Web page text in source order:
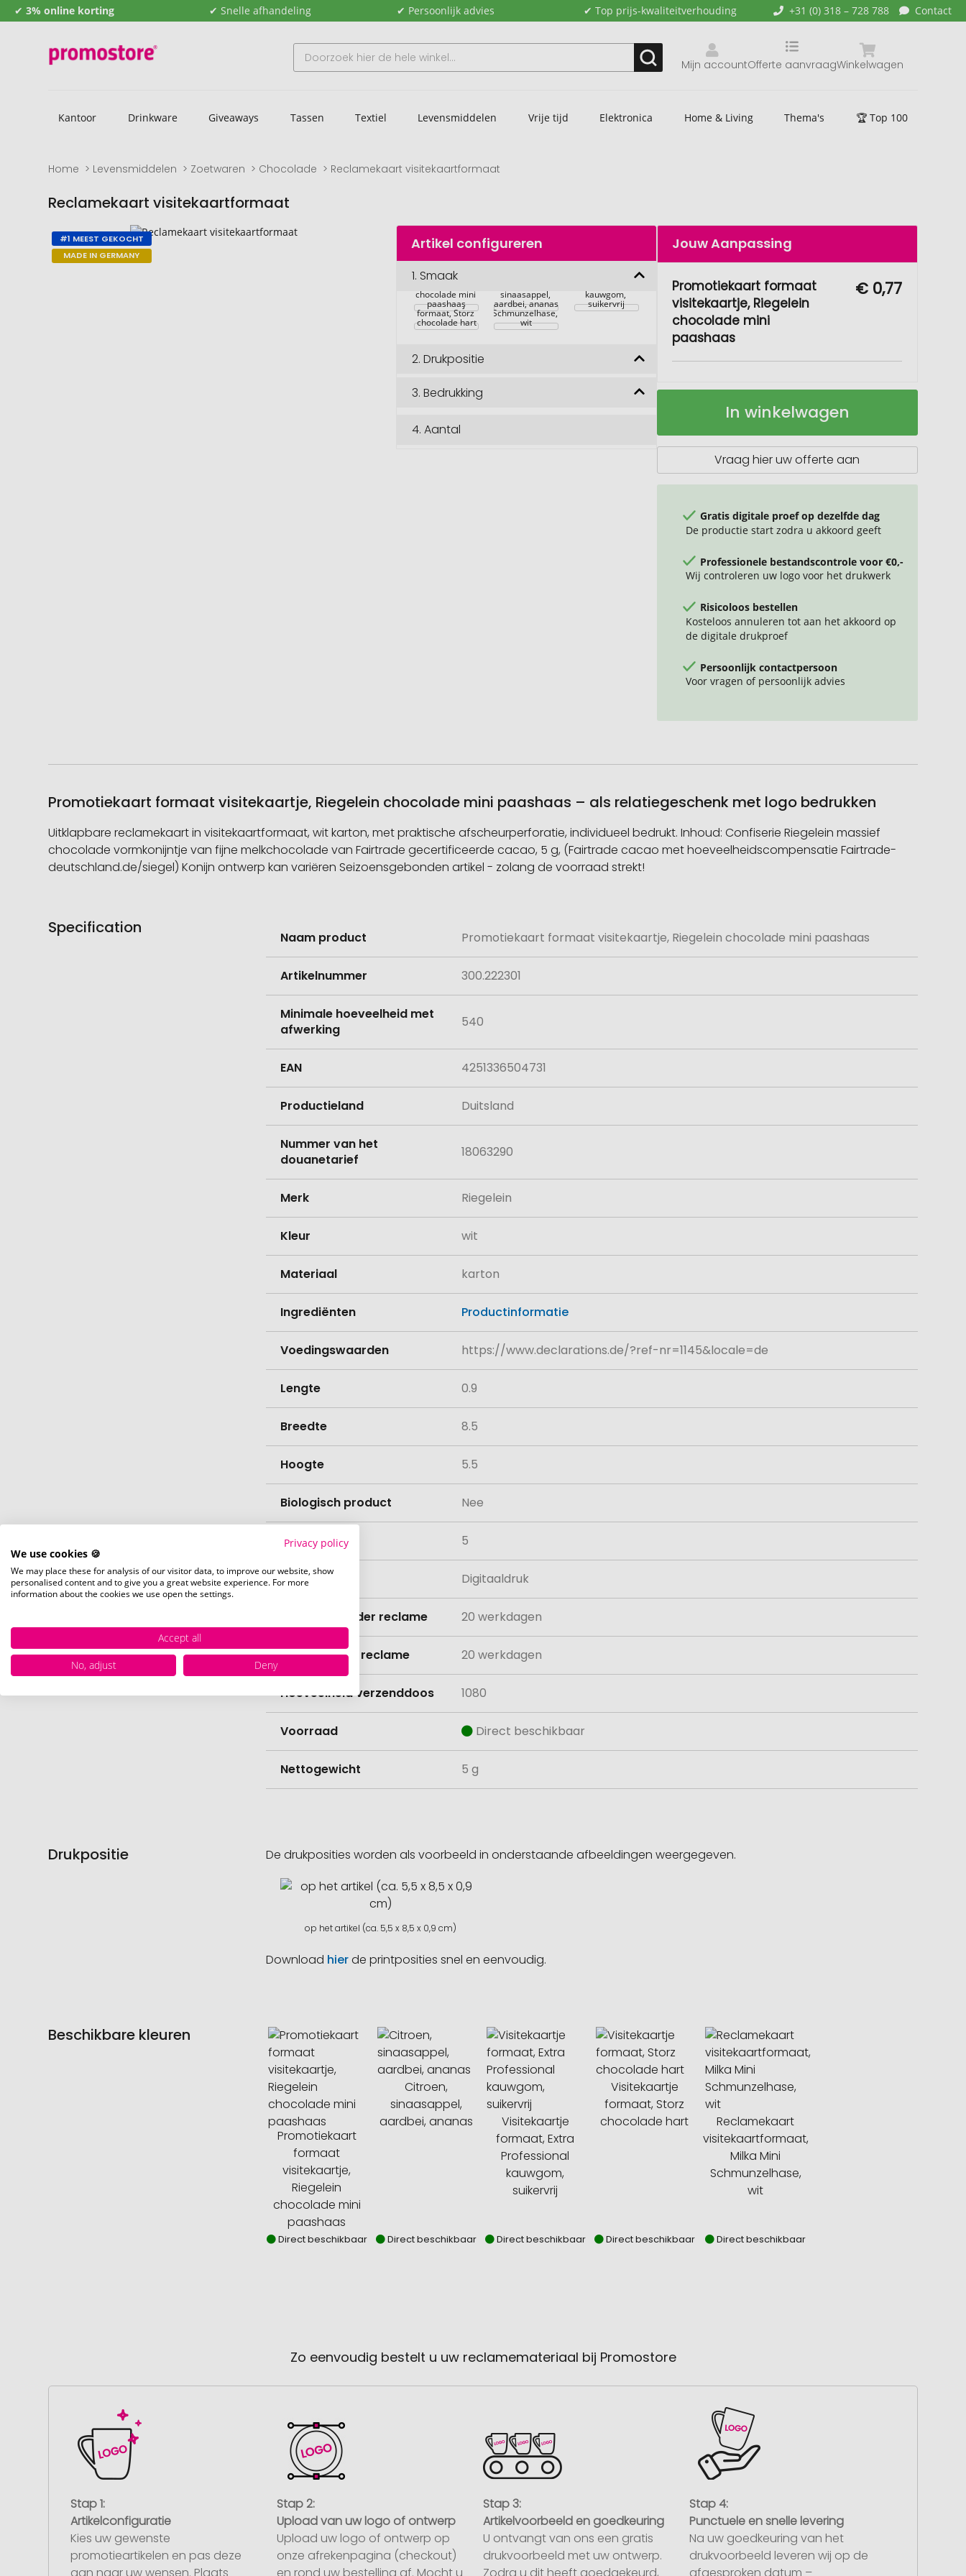
✔ 3% online korting ✔ Snelle afhandeling ✔ Persoonlijk advies ✔ Top prijs-kwaliteitverhouding +31 (0) 318 – 728 788 Contact
Mijn account Winkelwagen
Offerte aanvraag
Kantoor Drinkware Giveaways Tassen Textiel Levensmiddelen Vrije tijd Elektronica Home & Living Thema's 🏆 Top 100
Home Levensmiddelen Zoetwaren Chocolade Reclamekaart visitekaartformaat
Reclamekaart visitekaartformaat
Naar
het
einde
Naar
het
begin
#1 MEEST GEKOCHT
MADE IN GERMANY
Artikel configureren
1. Smaak
visitekaartje,
chocolade mini
paashaas
sinaasappel,
aardbei, ananas
formaat, Extra
kauwgom,
suikervrij
Visitekaartje
formaat, Storz
chocolade hart
visitekaartformaat,
Milka Mini
Schmunzelhase,
wit
2.Drukpositie
3.Bedrukking
4.Aantal
Jouw Aanpassing
Promotiekaart formaat
visitekaartje, Riegelein
chocolade mini
paashaas
€ 0,77
Reclamekaart
visitekaartformaat
Op
In winkelwagen
Vraag hier uw offerte aan
Gratis digitale proef op dezelfde dag
De productie start zodra u akkoord geeft
Professionele bestandscontrole voor €0,-
Wij controleren uw logo voor het drukwerk
Risicoloos bestellen
Kosteloos annuleren tot aan het akkoord op
de digitale drukproef
Persoonlijk contactpersoon
Voor vragen of persoonlijk advies
Promotiekaart formaat visitekaartje, Riegelein chocolade mini paashaas – als relatiegeschenk met logo bedrukken
Uitklapbare reclamekaart in visitekaartformaat, wit karton, met praktische afscheurperforatie, individueel bedrukt. Inhoud: Confiserie Riegelein massief
chocolade vormkonijntje van fijne melkchocolade van Fairtrade gecertificeerde cacao, 5 g, (Fairtrade cacao met hoeveelheidscompensatie Fairtrade-
deutschland.de/siegel) Konijn ontwerp kan variëren Seizoensgebonden artikel - zolang de voorraad strekt!
Specification
informatie
Naam product Promotiekaart formaat visitekaartje, Riegelein chocolade mini paashaas
Artikelnummer 300.222301
Minimale hoeveelheid met
afwerking
540
EAN 4251336504731
Productieland Duitsland
Nummer van het
douanetarief
18063290
Merk Riegelein
Kleur wit
Materiaal karton
Ingrediënten Productinformatie
Voedingswaarden https://www.declarations.de/?ref-nr=1145&locale=de
Lengte 0.9
Breedte 8.5
Hoogte 5.5
Biologisch product Nee
Capaciteit 5
Verfijning Digitaaldruk
Levertijd zonder reclame 20 werkdagen
Levertijd met reclame 20 werkdagen
Hoeveelheid verzenddoos 1080
Voorraad Direct beschikbaar
Nettogewicht 5 g
Drukpositie De drukposities worden als voorbeeld in onderstaande afbeeldingen weergegeven.
op het artikel (ca. 5,5 x 8,5 x 0,9 cm)
Download hierde printposities snel en eenvoudig.
Beschikbare kleuren
Promotiekaart
formaat
visitekaartje,
Riegelein
chocolade mini
paashaas
Direct beschikbaar
Citroen,
sinaasappel,
aardbei, ananas
Direct beschikbaar
Visitekaartje
formaat, Extra
Professional
kauwgom,
suikervrij
Direct beschikbaar
Visitekaartje
formaat, Storz
chocolade hart
Direct beschikbaar
Reclamekaart
visitekaartformaat,
Milka Mini
Schmunzelhase,
wit
Direct beschikbaar
Zo eenvoudig bestelt u uw reclamemateriaal bij Promostore
Stap 1:
Artikelconfiguratie
Kies uw gewenste
promotieartikelen en pas deze
Stap 2:
Upload van uw logo of ontwerp
Upload uw logo of ontwerp op
onze afrekenpagina (checkout)
Stap 3:
Artikelvoorbeeld en goedkeuring
U ontvangt van ons een gratis
drukvoorbeeld met uw ontwerp.
Stap 4:
Punctuele en snelle levering
Na uw goedkeuring van het
drukvoorbeeld leveren wij op de
Privacy policy
We use cookies 🍪
We may place these for analysis of our visitor data, to improve our website, show
personalised content and to give you a great website experience. For more
information about the cookies we use open the settings.
Accept all
No, adjust
Deny